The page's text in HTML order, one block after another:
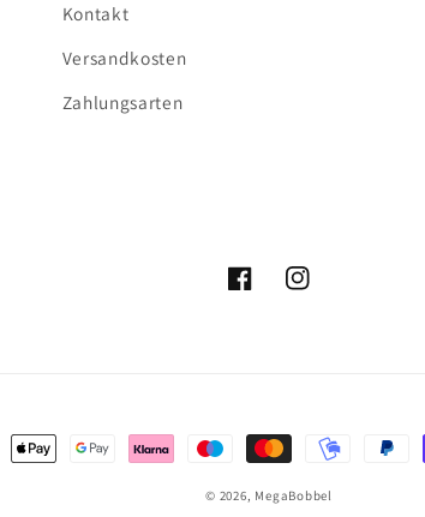
Kontakt
Versandkosten
Zahlungsarten
FacebookInstagram
© 2026, MegaBobbel